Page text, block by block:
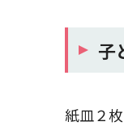
子
紙皿２